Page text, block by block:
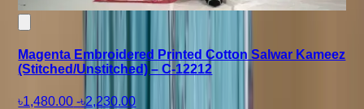
Magenta Embroidered Printed Cotton Salwar Kameez
(Stitched/Unstitched) – C-12212
৳1,480.00 -৳2,230.00